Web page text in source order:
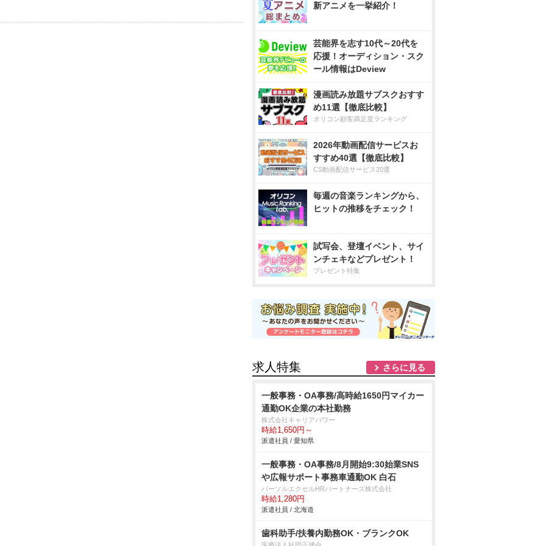
新アニメを一挙紹介！
芸能界を志す10代～20代を
応援！オーディション・スク
ール情報はDeview
漫画読み放題サブスクおすす
め11選【徹底比較】
オリコン顧客満足度ランキング
2026年動画配信サービスお
すすめ40選【徹底比較】
CS動画配信サービス20選
毎週の音楽ランキングから、
ヒットの推移をチェック！
試写会、登壇イベント、サイ
ンチェキなどプレゼント！
プレゼント特集
求人特集 さらに見る
一般事務・OA事務/高時給1650円マイカー
通勤OK企業の本社勤務
株式会社キャリアパワー
時給1,650円～
派遣社員 / 愛知県
一般事務・OA事務/8月開始9:30始業SNS
広報サポート事務車通勤OK 白石
パーソルエクセルHRパートナーズ株式会社
時給1,280円
派遣社員 / 北海道
歯科助手/扶養内勤務OK・ブランクOK